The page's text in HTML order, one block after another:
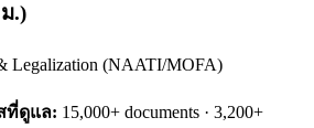
.)
Legalization (NAATI/MOFA)
ที่ดูแล: 15,000+ documents · 3,200+